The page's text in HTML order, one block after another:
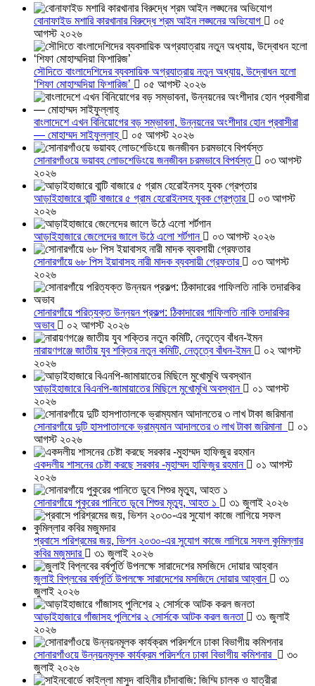
বোনাফাইড মশারি কারখানার বিরুদ্ধে শ্রম আইন লঙ্ঘনের অভিযোগ
০৫
আগস্ট ২০২৬
সৌদিতে বাংলাদেশিদের ব্যবসায়িক অগ্রযাত্রায় নতুন অধ্যায়, উদ্বোধন হলো
‘শিফা মোহাম্মদিয়া ফিশারিজ’
০৫ আগস্ট ২০২৬
বাংলাদেশে এখন বিনিয়োগের বড় সম্ভাবনা, উন্নয়নের অংশীদার হোন প্রবাসীরা
— মোহাম্মদ সাইফুল্লাহ্
০৫ আগস্ট ২০২৬
সোনারগাঁওয়ে ভয়াবহ লোডশেডিংয়ে জনজীবন চরমভাবে বিপর্যস্ত
০৩ আগস্ট
২০২৬
আড়াইহাজারে বান্টি বাজারে ৫ গ্রাম হেরোইনসহ যুবক গ্রেপ্তার
০৩ আগস্ট
২০২৬
আড়াইহাজারে জেলেদের জালে উঠে এলো শর্টগান ০৩ আগস্ট ২০২৬
সোনারগাঁয়ে ৬৮ পিস ইয়াবাসহ নারী মাদক ব্যবসায়ী গ্রেফতার
০৩ আগস্ট
২০২৬
সোনারগাঁয়ে পরিত্যক্ত উন্নয়ন প্রকল্প: ঠিকাদারের গাফিলতি নাকি তদারকির
অভাব
০২ আগস্ট ২০২৬
নারায়ণগঞ্জে জাতীয় যুব শক্তির নতুন কমিটি, নেতৃত্বে বাঁধন-ইমন
০২ আগস্ট
২০২৬
আড়াইহাজারে বিএনপি-জামায়াতের মিছিলে মুখোমুখি অবস্থান
০১ আগস্ট
২০২৬
সোনারগাঁয়ে দুটি হাসপাতালকে ভ্রাম্যমান আদালতের ৩ লাখ টাকা জরিমানা
০১
আগস্ট ২০২৬
একদলীয় শাসনের চেষ্টা করছে সরকার -মুহাম্মদ হাফিজুর রহমান
০১ আগস্ট
২০২৬
সোনারগাঁয়ে পুকুরের পানিতে ডুবে শিশুর মৃত্যু, আহত ১ ৩১ জুলাই ২০২৬
প্রবাসে পরিশ্রমের জয়, ভিশন ২০৩০-এর সুযোগ কাজে লাগিয়ে সফল কুমিল্লার
কবির মজুমদার
৩১ জুলাই ২০২৬
জুলাই বিপ্লবের বর্ষপূর্তি উপলক্ষে সারাদেশের মসজিদে দোয়ার আহ্বান
৩১
জুলাই ২০২৬
আড়াইহাজারে গাঁজাসহ পুলিশের ২ সোর্সকে আটক করল জনতা
৩১ জুলাই
২০২৬
সোনারগাঁওয়ে উন্নয়নমূলক কার্যক্রম পরিদর্শনে ঢাকা বিভাগীয় কমিশনার
৩০
জুলাই ২০২৬